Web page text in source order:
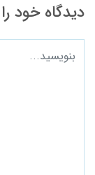
دیدگاه خود